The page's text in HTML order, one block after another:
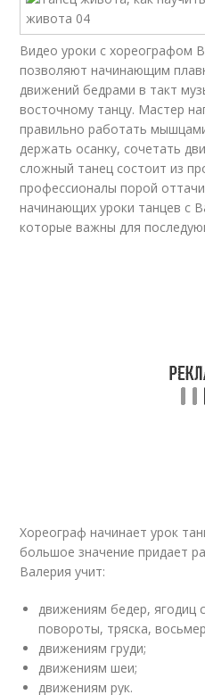
Видео уроки с хореографом
позволяют начинающим
движений бедрами в такт
восточному танцу. Мастер
правильно работать
держать осанку, сочетать
сложный танец состоит из
профессионалы порой
начинающих уроки танцев с
которые важны для
Хореограф начинает урок
большое значение придает
Валерия учит:
движениям бедер, ягодиц
повороты, тряска,
движениям груди;
движениям шеи;
движениям рук.